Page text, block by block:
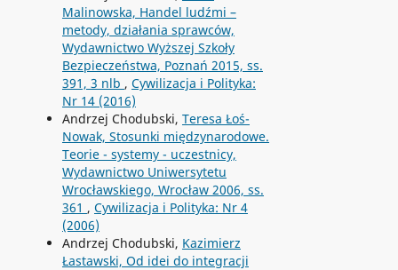
Malinowska, Handel ludźmi –
metody, działania sprawców,
Wydawnictwo Wyższej Szkoły
Bezpieczeństwa, Poznań 2015, ss.
391, 3 nlb , Cywilizacja i Polityka:
Nr 14 (2016)
Andrzej Chodubski, Teresa Łoś-
Nowak, Stosunki międzynarodowe.
Teorie - systemy - uczestnicy,
Wydawnictwo Uniwersytetu
Wrocławskiego, Wrocław 2006, ss.
361 , Cywilizacja i Polityka: Nr 4
(2006)
Andrzej Chodubski, Kazimierz
Łastawski, Od idei do integracji